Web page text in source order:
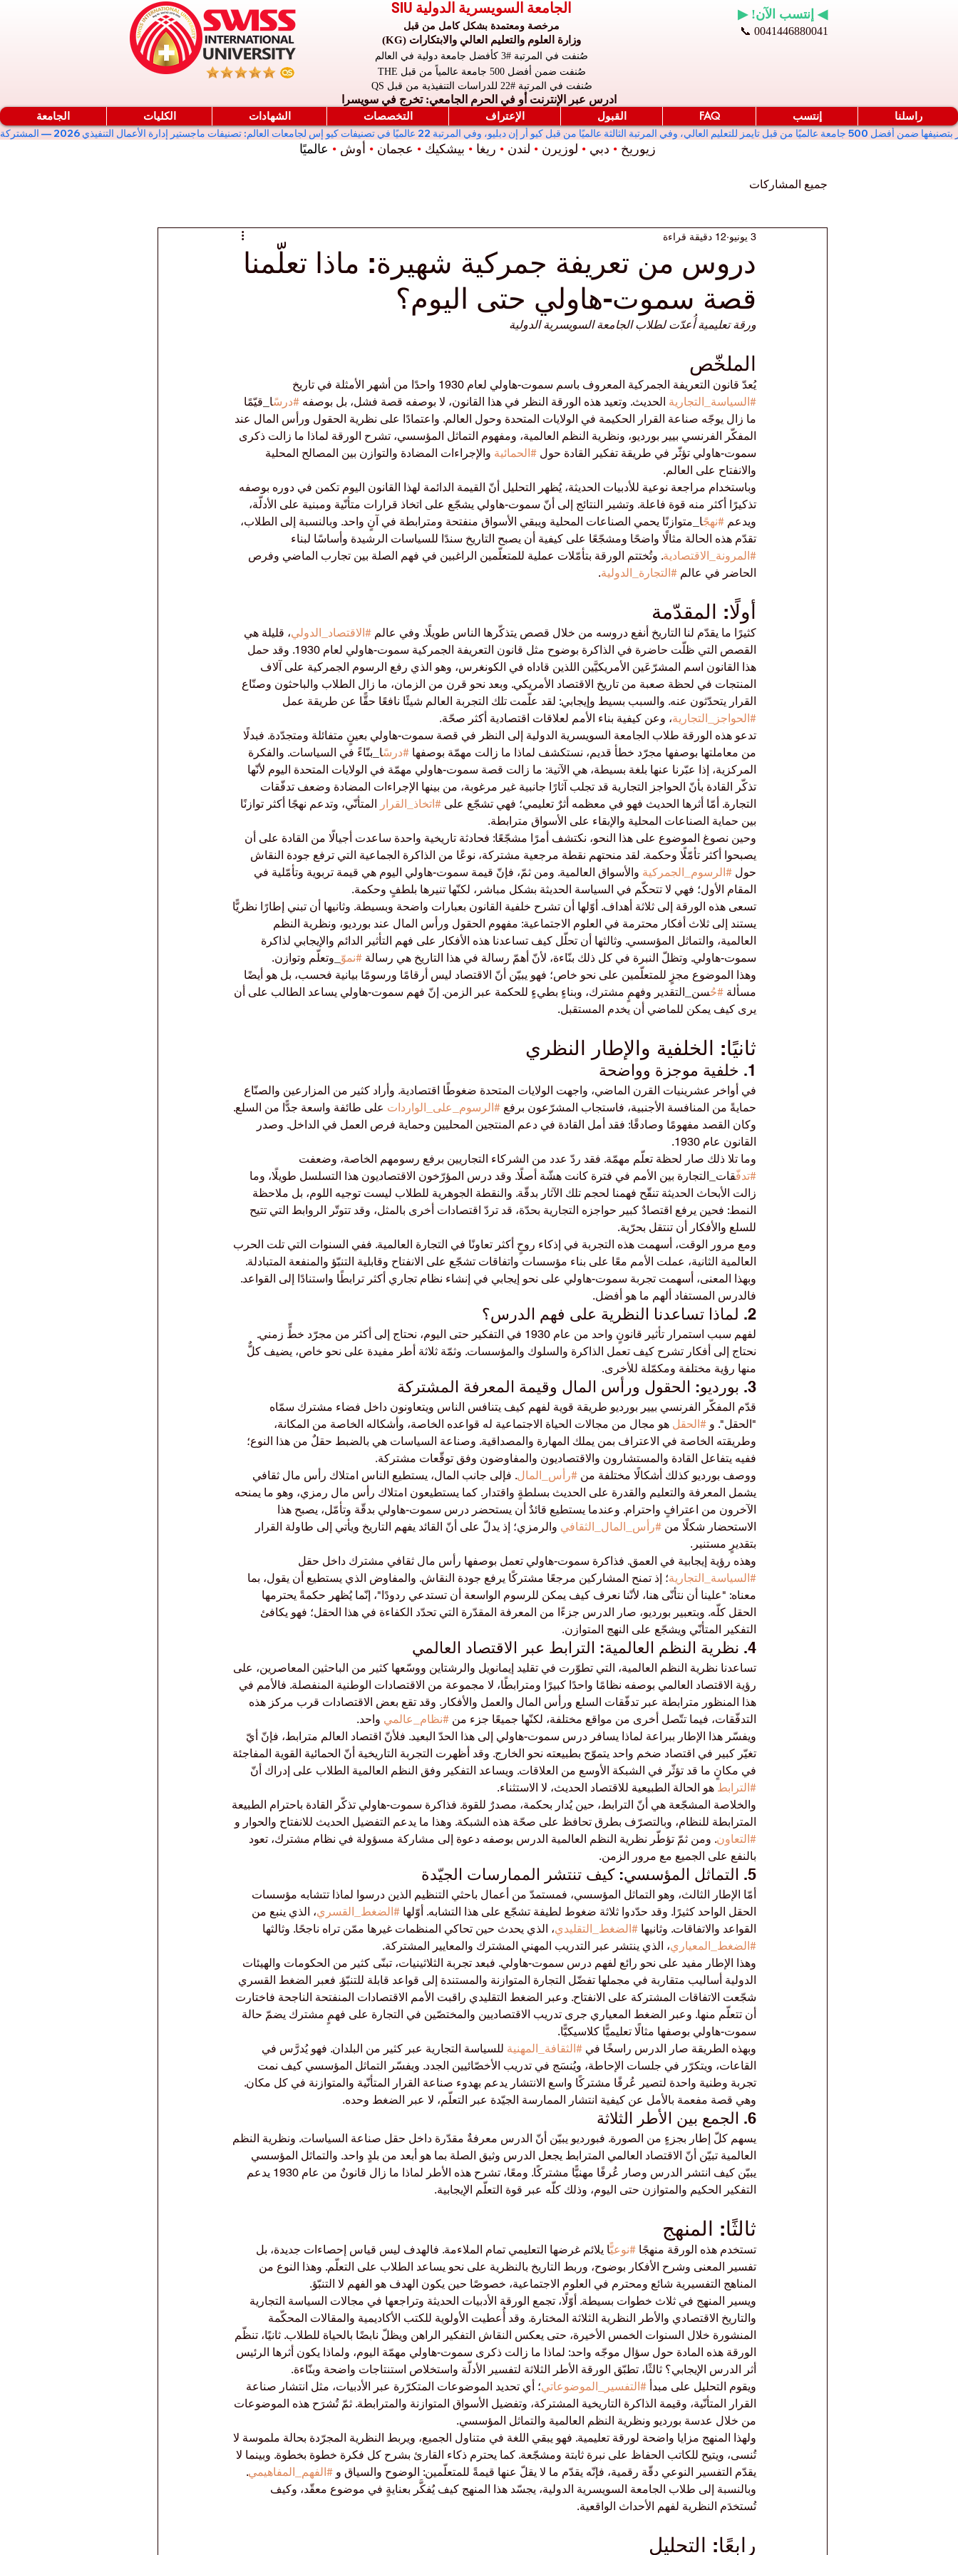
الجامعة السويسرية الدولية SIU
مرخصة ومعتمدة بشكل كامل من قبل
وزارة العلوم والتعليم العالي والابتكارات (KG)
صُنفت في المرتبة #3 كأفضل جامعة دولية في العالم
صُنفت ضمن أفضل 500 جامعة عالمياً من قبل THE
◀ إنتسب الآن! ▶
📞 0041446880041
صُنفت في المرتبة #22 للدراسات التنفيذية من قبل QS
ادرس عبر الإنترنت أو في الحرم الجامعي: تخرج في سويسرا
الجامعة الكليات الشهادات التخصصات الإعتراف القبول FAQ إنتسب راسلنا
زيوريخ • دبي • لوزيرن • لندن • ريغا • بيشكيك • عجمان • أوش • عالميًا
جميع المشاركات
دروس من تعريفة جمركية شهيرة: ماذا تعلّمنا
قصة سموت-هاولي حتى اليوم؟
3 يونيو 12 دقيقة قراءة
ورقة تعليمية أُعدّت لطلاب الجامعة السويسرية الدولية
الملخّص
يُعدّ قانون التعريفة الجمركية المعروف باسم سموت-هاولي لعام 1930 واحدًا من أشهر الأمثلة في تاريخ
#السياسة_التجارية الحديث. وتعيد هذه الورقة النظر في هذا القانون، لا بوصفه قصة فشل، بل بوصفه #درسًا_قيّمًا
ما زال يوجّه صناعة القرار الحكيمة في الولايات المتحدة وحول العالم. واعتمادًا على نظرية الحقول ورأس المال عند
المفكّر الفرنسي بيير بورديو، ونظرية النظم العالمية، ومفهوم التماثل المؤسسي، تشرح الورقة لماذا ما زالت ذكرى
سموت-هاولي تؤثّر في طريقة تفكير القادة حول #الحمائية والإجراءات المضادة والتوازن بين المصالح المحلية
والانفتاح على العالم.
وباستخدام مراجعة نوعية للأدبيات الحديثة، يُظهر التحليل أنّ القيمة الدائمة لهذا القانون اليوم تكمن في دوره بوصفه
تذكيرًا أكثر منه قوة فاعلة. وتشير النتائج إلى أنّ سموت-هاولي يشجّع على اتخاذ قرارات متأنّية ومبنية على الأدلّة،
ويدعم #نهجًا_متوازنًا يحمي الصناعات المحلية ويبقي الأسواق منفتحة ومترابطة في آنٍ واحد. وبالنسبة إلى الطلاب،
تقدّم هذه الحالة مثالًا واضحًا ومشجّعًا على كيفية أن يصبح التاريخ سندًا للسياسات الرشيدة وأساسًا لبناء
#المرونة_الاقتصادية. وتُختتم الورقة بتأمّلات عملية للمتعلّمين الراغبين في فهم الصلة بين تجارب الماضي وفرص
الحاضر في عالم #التجارة_الدولية.
أولًا: المقدّمة
كثيرًا ما يقدّم لنا التاريخ أنفع دروسه من خلال قصص يتذكّرها الناس طويلًا. وفي عالم #الاقتصاد_الدولي، قليلة هي
القصص التي ظلّت حاضرة في الذاكرة بوضوح مثل قانون التعريفة الجمركية سموت-هاولي لعام 1930. وقد حمل
هذا القانون اسم المشرّعَين الأمريكيَّين اللذين قاداه في الكونغرس، وهو الذي رفع الرسوم الجمركية على آلاف
المنتجات في لحظة صعبة من تاريخ الاقتصاد الأمريكي. وبعد نحو قرن من الزمان، ما زال الطلاب والباحثون وصنّاع
القرار يتحدّثون عنه. والسبب بسيط وإيجابي: لقد علّمت تلك التجربة العالم شيئًا نافعًا حقًّا عن طريقة عمل
#الحواجز_التجارية، وعن كيفية بناء الأمم لعلاقات اقتصادية أكثر صحّة.
تدعو هذه الورقة طلاب الجامعة السويسرية الدولية إلى النظر في قصة سموت-هاولي بعينٍ متفائلة ومتجدّدة. فبدلًا
من معاملتها بوصفها مجرّد خطأ قديم، نستكشف لماذا ما زالت مهمّة بوصفها #درسًا_بنّاءً في السياسات. والفكرة
المركزية، إذا عبّرنا عنها بلغة بسيطة، هي الآتية: ما زالت قصة سموت-هاولي مهمّة في الولايات المتحدة اليوم لأنّها
تذكّر القادة بأنّ الحواجز التجارية قد تجلب آثارًا جانبية غير مرغوبة، من بينها الإجراءات المضادة وضعف تدفّقات
التجارة. أمّا أثرها الحديث فهو في معظمه أثرٌ تعليمي؛ فهي تشجّع على #اتخاذ_القرار المتأنّي، وتدعم نهجًا أكثر توازنًا
بين حماية الصناعات المحلية والإبقاء على الأسواق مترابطة.
وحين نصوغ الموضوع على هذا النحو، نكتشف أمرًا مشجّعًا: فحادثة تاريخية واحدة ساعدت أجيالًا من القادة على أن
يصبحوا أكثر تأمّلًا وحكمة. لقد منحتهم نقطة مرجعية مشتركة، نوعًا من الذاكرة الجماعية التي ترفع جودة النقاش
حول #الرسوم_الجمركية والأسواق العالمية. ومن ثمّ، فإنّ قيمة سموت-هاولي اليوم هي قيمة تربوية وتأمّلية في
المقام الأول؛ فهي لا تتحكّم في السياسة الحديثة بشكل مباشر، لكنّها تنيرها بلطفٍ وحكمة.
تسعى هذه الورقة إلى ثلاثة أهداف. أوّلها أن تشرح خلفية القانون بعبارات واضحة وبسيطة. وثانيها أن تبني إطارًا نظريًّا
يستند إلى ثلاث أفكار محترمة في العلوم الاجتماعية: مفهوم الحقول ورأس المال عند بورديو، ونظرية النظم
العالمية، والتماثل المؤسسي. وثالثها أن تحلّل كيف تساعدنا هذه الأفكار على فهم التأثير الدائم والإيجابي لذاكرة
سموت-هاولي. وتظلّ النبرة في كل ذلك بنّاءة، لأنّ أهمّ رسالة في هذا التاريخ هي رسالة #نمو ّ_وتعلّم وتوازن.
وهذا الموضوع مجزٍ للمتعلّمين على نحو خاص؛ فهو يبيّن أنّ الاقتصاد ليس أرقامًا ورسومًا بيانية فحسب، بل هو أيضًا
مسألة #حُسن_التقدير وفهمٍ مشترك، وبناءٍ بطيءٍ للحكمة عبر الزمن. إنّ فهم سموت-هاولي يساعد الطالب على أن
يرى كيف يمكن للماضي أن يخدم المستقبل.
ثانيًا: الخلفية والإطار النظري
1. خلفية موجزة وواضحة
في أواخر عشرينيات القرن الماضي، واجهت الولايات المتحدة ضغوطًا اقتصادية. وأراد كثير من المزارعين والصنّاع
حمايةً من المنافسة الأجنبية، فاستجاب المشرّعون برفع #الرسوم_على_الواردات على طائفة واسعة جدًّا من السلع.
وكان القصد مفهومًا وصادقًا: فقد أمل القادة في دعم المنتجين المحليين وحماية فرص العمل في الداخل. وصدر
القانون عام 1930.
وما تلا ذلك صار لحظة تعلّم مهمّة. فقد ردّ عدد من الشركاء التجاريين برفع رسومهم الخاصة، وضعفت
#تدفّقات_التجارة بين الأمم في فترة كانت هشّة أصلًا. وقد درس المؤرّخون الاقتصاديون هذا التسلسل طويلًا، وما
زالت الأبحاث الحديثة تنقّح فهمنا لحجم تلك الآثار بدقّة. والنقطة الجوهرية للطلاب ليست توجيه اللوم، بل ملاحظة
النمط: فحين يرفع اقتصادٌ كبير حواجزه التجارية بحدّة، قد تردّ اقتصادات أخرى بالمثل، وقد تتوتّر الروابط التي تتيح
للسلع والأفكار أن تنتقل بحرّية.
ومع مرور الوقت، أسهمت هذه التجربة في إذكاء روحٍ أكثر تعاونًا في التجارة العالمية. ففي السنوات التي تلت الحرب
العالمية الثانية، عملت الأمم معًا على بناء مؤسسات واتفاقات تشجّع على الانفتاح وقابلية التنبّؤ والمنفعة المتبادلة.
وبهذا المعنى، أسهمت تجربة سموت-هاولي على نحو إيجابي في إنشاء نظام تجاري أكثر ترابطًا واستنادًا إلى القواعد.
فالدرس المستفاد ألهم ما هو أفضل.
2. لماذا تساعدنا النظرية على فهم الدرس؟
لفهم سبب استمرار تأثير قانونٍ واحد من عام 1930 في التفكير حتى اليوم، نحتاج إلى أكثر من مجرّد خطٍّ زمني.
نحتاج إلى أفكار تشرح كيف تعمل الذاكرة والسلوك والمؤسسات. وثمّة ثلاثة أطر مفيدة على نحو خاص، يضيف كلٌّ
منها رؤية مختلفة ومكمّلة للأخرى.
3. بورديو: الحقول ورأس المال وقيمة المعرفة المشتركة
قدّم المفكّر الفرنسي بيير بورديو طريقة قوية لفهم كيف يتنافس الناس ويتعاونون داخل فضاء مشترك سمّاه
"الحقل". و #الحقل هو مجال من مجالات الحياة الاجتماعية له قواعده الخاصة، وأشكاله الخاصة من المكانة،
وطريقته الخاصة في الاعتراف بمن يملك المهارة والمصداقية. وصناعة السياسات هي بالضبط حقلٌ من هذا النوع؛
ففيه يتفاعل القادة والمستشارون والاقتصاديون والمفاوضون وفق توقّعات مشتركة.
ووصف بورديو كذلك أشكالًا مختلفة من #رأس_المال. فإلى جانب المال، يستطيع الناس امتلاك رأس مال ثقافي
يشمل المعرفة والتعليم والقدرة على الحديث بسلطةٍ واقتدار. كما يستطيعون امتلاك رأس مال رمزي، وهو ما يمنحه
الآخرون من اعترافٍ واحترام. وعندما يستطيع قائدٌ أن يستحضر درس سموت-هاولي بدقّة وتأمّل، يصبح هذا
الاستحضار شكلًا من #رأس_المال_الثقافي والرمزي؛ إذ يدلّ على أنّ القائد يفهم التاريخ ويأتي إلى طاولة القرار
بتقديرٍ مستنير.
وهذه رؤية إيجابية في العمق. فذاكرة سموت-هاولي تعمل بوصفها رأس مال ثقافي مشترك داخل حقل
#السياسة_التجارية؛ إذ تمنح المشاركين مرجعًا مشتركًا يرفع جودة النقاش. والمفاوض الذي يستطيع أن يقول، بما
معناه: "علينا أن نتأنّى هنا، لأنّنا نعرف كيف يمكن للرسوم الواسعة أن تستدعي ردودًا"، إنّما يُظهر حكمةً يحترمها
الحقل كلّه. وبتعبير بورديو، صار الدرس جزءًا من المعرفة المقدّرة التي تحدّد الكفاءة في هذا الحقل؛ فهو يكافئ
التفكير المتأنّي ويشجّع على النهج المتوازن.
4. نظرية النظم العالمية: الترابط عبر الاقتصاد العالمي
تساعدنا نظرية النظم العالمية، التي تطوّرت في تقليد إيمانويل والرشتاين ووسّعها كثير من الباحثين المعاصرين، على
رؤية الاقتصاد العالمي بوصفه نظامًا واحدًا كبيرًا ومترابطًا، لا مجموعة من الاقتصادات الوطنية المنفصلة. فالأمم في
هذا المنظور مترابطة عبر تدفّقات السلع ورأس المال والعمل والأفكار. وقد تقع بعض الاقتصادات قرب مركز هذه
التدفّقات، فيما تتّصل أخرى من مواقع مختلفة، لكنّها جميعًا جزء من #نظام_عالمي واحد.
ويفسّر هذا الإطار ببراعة لماذا يسافر درس سموت-هاولي إلى هذا الحدّ البعيد. فلأنّ اقتصاد العالم مترابط، فإنّ أيّ
تغيّر كبير في اقتصاد ضخم واحد يتموّج بطبيعته نحو الخارج. وقد أظهرت التجربة التاريخية أنّ الحمائية القوية المفاجئة
في مكانٍ ما قد تؤثّر في الشبكة الأوسع من العلاقات. ويساعد التفكير وفق النظم العالمية الطلاب على إدراك أنّ
#الترابط هو الحالة الطبيعية للاقتصاد الحديث، لا الاستثناء.
والخلاصة المشجّعة هي أنّ الترابط، حين يُدار بحكمة، مصدرٌ للقوة. فذاكرة سموت-هاولي تذكّر القادة باحترام الطبيعة
المترابطة للنظام، وبالتصرّف بطرق تحافظ على صحّة هذه الشبكة. وهذا ما يدعم التفضيل الحديث للانفتاح والحوار و
#التعاون. ومن ثمّ تؤطّر نظرية النظم العالمية الدرس بوصفه دعوة إلى مشاركة مسؤولة في نظام مشترك، تعود
بالنفع على الجميع مع مرور الزمن.
5. التماثل المؤسسي: كيف تنتشر الممارسات الجيّدة
أمّا الإطار الثالث، وهو التماثل المؤسسي، فمستمدّ من أعمال باحثي التنظيم الذين درسوا لماذا تتشابه مؤسسات
الحقل الواحد كثيرًا. وقد حدّدوا ثلاثة ضغوط لطيفة تشجّع على هذا التشابه. أوّلها #الضغط_القسري، الذي ينبع من
القواعد والاتفاقات. وثانيها #الضغط_التقليدي، الذي يحدث حين تحاكي المنظمات غيرها ممّن تراه ناجحًا. وثالثها
#الضغط_المعياري، الذي ينتشر عبر التدريب المهني المشترك والمعايير المشتركة.
وهذا الإطار مفيد على نحو رائع لفهم درس سموت-هاولي. فبعد تجربة الثلاثينيات، تبنّى كثير من الحكومات والهيئات
الدولية أساليب متقاربة في مجملها تفضّل التجارة المتوازنة والمستندة إلى قواعد قابلة للتنبّؤ. فعبر الضغط القسري
شجّعت الاتفاقات المشتركة على الانفتاح. وعبر الضغط التقليدي راقبت الأمم الاقتصادات المنفتحة الناجحة فاختارت
أن تتعلّم منها. وعبر الضغط المعياري جرى تدريب الاقتصاديين والمختصّين في التجارة على فهمٍ مشترك يضمّ حالة
سموت-هاولي بوصفها مثالًا تعليميًّا كلاسيكيًّا.
وبهذه الطريقة صار الدرس راسخًا في #الثقافة_المهنية للسياسة التجارية عبر كثير من البلدان. فهو يُدرَّس في
القاعات، ويتكرّر في جلسات الإحاطة، ويُنسَج في تدريب الأخصّائيين الجدد. ويفسّر التماثل المؤسسي كيف نمت
تجربة وطنية واحدة لتصير عُرفًا مشتركًا واسع الانتشار يدعم بهدوء صناعة القرار المتأنّية والمتوازنة في كل مكان.
وهي قصة مفعمة بالأمل عن كيفية انتشار الممارسة الجيّدة عبر التعلّم، لا عبر الضغط وحده.
6. الجمع بين الأطر الثلاثة
يسهم كلّ إطار بجزءٍ من الصورة. فبورديو يبيّن أنّ الدرس معرفةٌ مقدّرة داخل حقل صناعة السياسات. ونظرية النظم
العالمية تبيّن أنّ الاقتصاد العالمي المترابط يجعل الدرس وثيق الصلة بما هو أبعد من بلدٍ واحد. والتماثل المؤسسي
يبيّن كيف انتشر الدرس وصار عُرفًا مهنيًّا مشتركًا. ومعًا، تشرح هذه الأطر لماذا ما زال قانونٌ من عام 1930 يدعم
التفكير الحكيم والمتوازن حتى اليوم، وذلك كلّه عبر قوة التعلّم الإيجابية.
ثالثًا: المنهج
تستخدم هذه الورقة منهجًا #نوعيًّا يلائم غرضها التعليمي تمام الملاءمة. فالهدف ليس قياس إحصاءات جديدة، بل
تفسير المعنى وشرح الأفكار بوضوح، وربط التاريخ بالنظرية على نحو يساعد الطلاب على التعلّم. وهذا النوع من
المناهج التفسيرية شائع ومحترم في العلوم الاجتماعية، خصوصًا حين يكون الهدف هو الفهم لا التنبّؤ.
ويسير المنهج في ثلاث خطوات بسيطة. أوّلًا، تجمع الورقة الأدبيات الحديثة وتراجعها في مجالات السياسة التجارية
والتاريخ الاقتصادي والأطر النظرية الثلاثة المختارة. وقد أُعطيت الأولوية للكتب الأكاديمية والمقالات المحكّمة
المنشورة خلال السنوات الخمس الأخيرة، حتى يعكس النقاش التفكير الراهن ويظلّ نابضًا بالحياة للطلاب. ثانيًا، تنظّم
الورقة هذه المادة حول سؤال موجّه واحد: لماذا ما زالت ذكرى سموت-هاولي مهمّة اليوم، ولماذا يكون أثرها الرئيس
أثر الدرس الإيجابي؟ ثالثًا، تطبّق الورقة الأطر الثلاثة لتفسير الأدلّة واستخلاص استنتاجات واضحة وبنّاءة.
ويقوم التحليل على مبدأ #التفسير_الموضوعاتي؛ أي تحديد الموضوعات المتكرّرة عبر الأدبيات، مثل انتشار صناعة
القرار المتأنّية، وقيمة الذاكرة التاريخية المشتركة، وتفضيل الأسواق المتوازنة والمترابطة. ثمّ تُشرَح هذه الموضوعات
من خلال عدسة بورديو ونظرية النظم العالمية والتماثل المؤسسي.
ولهذا المنهج مزايا واضحة لورقة تعليمية. فهو يبقي اللغة في متناول الجميع، ويربط النظرية المجرّدة بحالة ملموسة لا
تُنسى، ويتيح للكاتب الحفاظ على نبرة ثابتة ومشجّعة. كما يحترم ذكاء القارئ بشرح كل فكرة خطوة بخطوة. وبينما لا
يقدّم التفسير النوعي دقّة رقمية، فإنّه يقدّم ما لا يقلّ عنها قيمةً للمتعلّمين: الوضوح والسياق و #الفهم_المفاهيمي.
وبالنسبة إلى طلاب الجامعة السويسرية الدولية، يجسّد هذا المنهج كيف يُفكَّر بعنايةٍ في موضوع معقّد، وكيف
تُستخدَم النظرية لفهم الأحداث الواقعية.
رابعًا: التحليل